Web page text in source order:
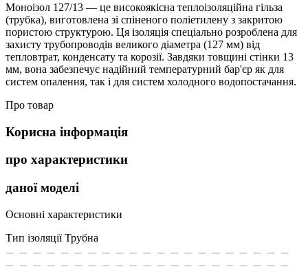
Моноізол 127/13 — це високоякісна теплоізоляційна гільза
(трубка), виготовлена зі спіненого поліетилену з закритою
пористою структурою. Ця ізоляція спеціально розроблена для
захисту трубопроводів великого діаметра (127 мм) від
тепловтрат, конденсату та корозії. Завдяки товщині стінки 13
мм, вона забезпечує надійний температурний бар'єр як для
систем опалення, так і для систем холодного водопостачання.
Про товар
Корисна інформація
про характеристики
даної моделі
Основні характеристики
Тип ізоляції Трубна